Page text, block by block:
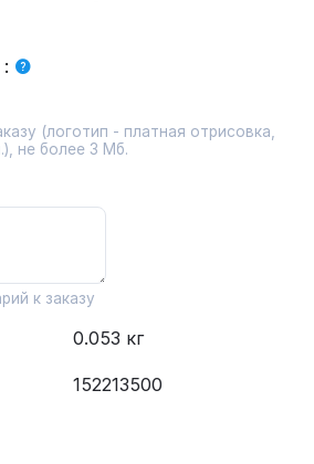
:
(логотип - платная отрисовка,
не более 3 Мб.
к заказу
0.053 кг
152213500